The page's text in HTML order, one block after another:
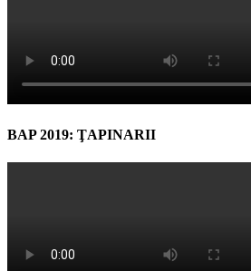
BAP 2019: ŢAPINARII